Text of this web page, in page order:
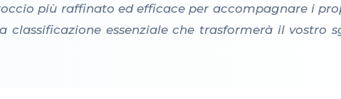
più raffinato ed efficace per accompagnare i
essenziale che trasformerà il vostro